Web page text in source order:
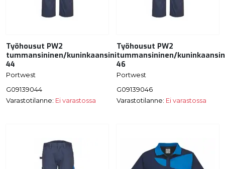
Työhousut PW2
tummansininen/kuninkaansininen
44
Portwest
G09139044
Varastotilanne: Ei varastossa
Työhousut PW2
tummansininen/
46
Portwest
G09139046
Varastotilanne: Ei varastossa